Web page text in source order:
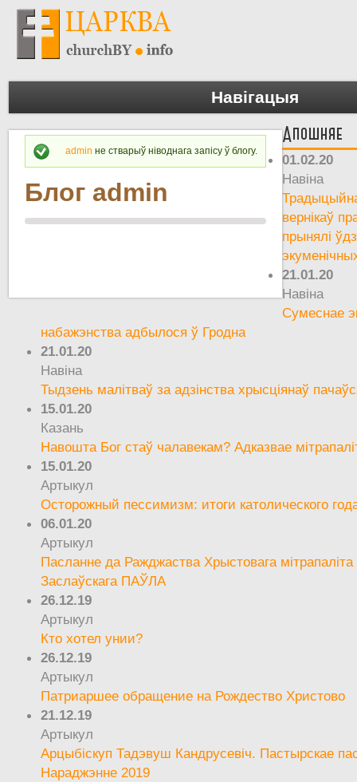
Навігацыя
Паведамленне пра статус
admin не стварыў ніводнага запісу ў блогу.
Блог admin
Апошняе
01.02.20
Навіна
вернікаў
прынялі
21.01.20
Навіна
Сумеснае
набажэнства адбылося ў Гродна
21.01.20
Навіна
Тыдзень малітваў за адзінства хрысціянаў
15.01.20
Казань
Навошта Бог стаў чалавекам? Адказвае
15.01.20
Артыкул
Осторожный пессимизм: итоги католического
06.01.20
Артыкул
Пасланне да Ражджаства Хрыстовага мітрапаліта
Заслаўскага ПАЎЛА
26.12.19
Артыкул
Кто хотел унии?
26.12.19
Артыкул
Патриаршее обращение на Рождество Христово
21.12.19
Артыкул
Арцыбіскуп Тадэвуш Кандрусевіч. Пастырскае
Нараджэнне 2019